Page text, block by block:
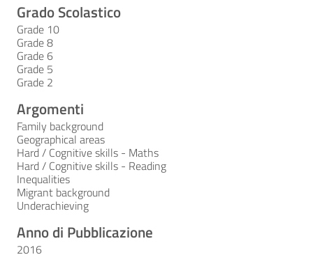
Grado Scolastico
Grade 10
Grade 8
Grade 6
Grade 5
Grade 2
Argomenti
Family background
Geographical areas
Hard / Cognitive skills - Maths
Hard / Cognitive skills - Reading
Inequalities
Migrant background
Underachieving
Anno di Pubblicazione
2016